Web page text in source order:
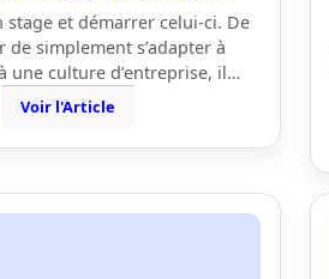
stage et démarrer celui-ci. De
de simplement s’adapter à
une culture d’entreprise, il…
Voir l'Article